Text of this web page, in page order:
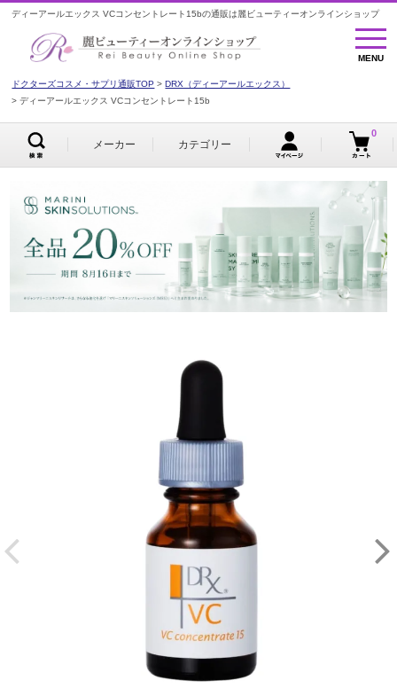
ディーアールエックス VCコンセントレート15bの通販は麗ビューティーオンラインショップ
MENU
MENU
ドクターズコスメ・サプリ通販TOP
DRX（ディーアールエックス）
ディーアールエックス VCコンセントレート15b
メーカー カテゴリー
0